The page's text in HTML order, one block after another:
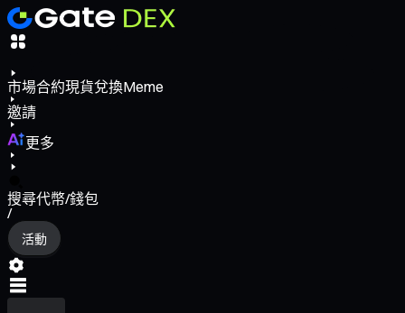
市場合約現貨兌換Meme
邀請
更多
搜尋代幣/錢包
/
活動